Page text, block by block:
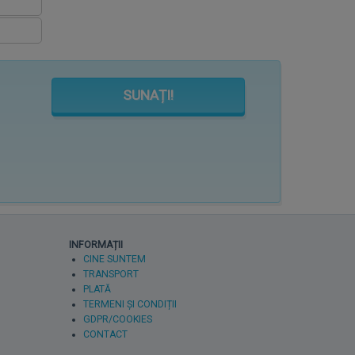
SUNAȚI!
INFORMAȚII
CINE SUNTEM
TRANSPORT
PLATĂ
TERMENI ȘI CONDIȚII
GDPR/COOKIES
CONTACT